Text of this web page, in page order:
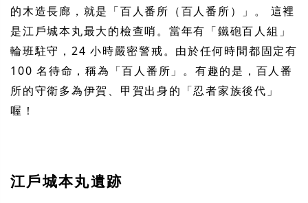
的木造長廊，就是「百人番所（百人番所）」。 這裡
是江戶城本丸最大的檢查哨。當年有「鐵砲百人組」
輪班駐守，24 小時嚴密警戒。由於任何時間都固定有
100 名待命，稱為「百人番所」。有趣的是，百人番
所的守衛多為伊賀、甲賀出身的「忍者家族後代」
喔！
江戶城本丸遺跡